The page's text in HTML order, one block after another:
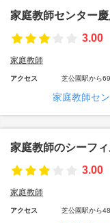
家庭教師センター
3.00
家庭教師
アクセス 芝公園駅から
家庭教師セ
家庭教師のシーフ
3.00
家庭教師
アクセス 芝公園駅から